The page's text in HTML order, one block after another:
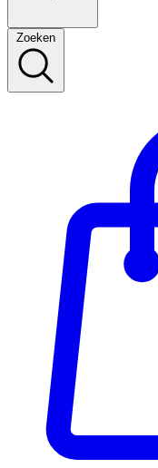
Zoeken